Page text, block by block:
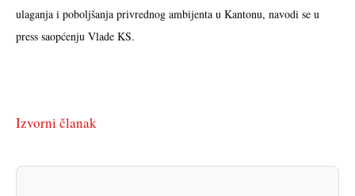
ulaganja i poboljšanja privrednog ambijenta u Kantonu, navodi se u
press saopćenju Vlade KS.
Izvorni članak